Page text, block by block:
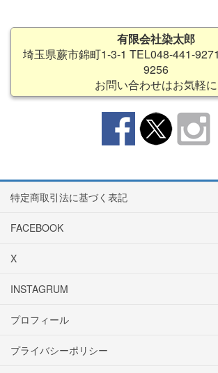
有限会社染太郎
埼玉県蕨市錦町1-3-1 TEL048-441-
9256
お問い合わせはお気軽に
特定商取引法に基づく表記
FACEBOOK
X
INSTAGRUM
プロフィール
プライバシーポリシー